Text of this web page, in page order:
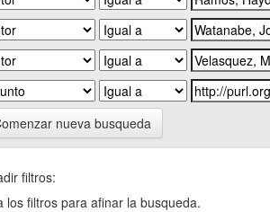
nueva busqueda
filtros:
los filtros para afinar la busqueda.